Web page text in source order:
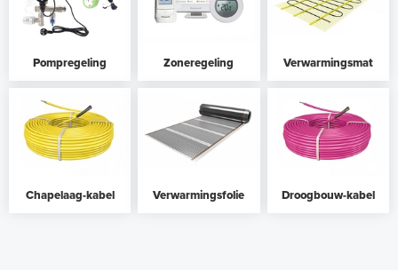
Pompregeling Zoneregeling Verwarmingsmat
Chapelaag-kabel Verwarmingsfolie Droogbouw-kabel